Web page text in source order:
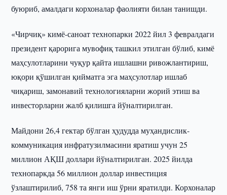
буюриб, амалдаги корхоналар фаолияти билан танишди.
«Чирчиқ» кимё-саноат технопарки 2022 йил 3 февралдаги
президент қарорига мувофиқ ташкил этилган бўлиб, кимё
маҳсулотларини чуқур қайта ишлашни ривожлантириш,
юқори қўшилган қийматга эга маҳсулотлар ишлаб
чиқариш, замонавий технологияларни жорий этиш ва
инвесторларни жалб қилишга йўналтирилган.
Майдони 26,4 гектар бўлган ҳудудда муҳандислик-
коммуникация инфратузилмасини яратиш учун 25
миллион АҚШ доллари йўналтирилган. 2025 йилда
технопаркда 56 миллион доллар инвестиция
ўзлаштирилиб, 758 та янги иш ўрни яратилди. Корхоналар